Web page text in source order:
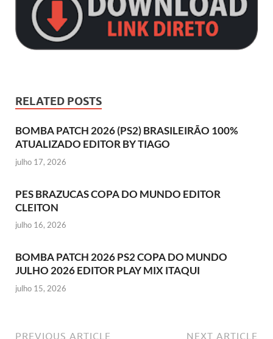
RELATED POSTS
BOMBA PATCH 2026 (PS2) BRASILEIRÃO 100%
ATUALIZADO EDITOR BY TIAGO
julho 17, 2026
PES BRAZUCAS COPA DO MUNDO EDITOR
CLEITON
julho 16, 2026
BOMBA PATCH 2026 PS2 COPA DO MUNDO
JULHO 2026 EDITOR PLAY MIX ITAQUI
julho 15, 2026
PREVIOUS ARTICLE NEXT ARTICLE